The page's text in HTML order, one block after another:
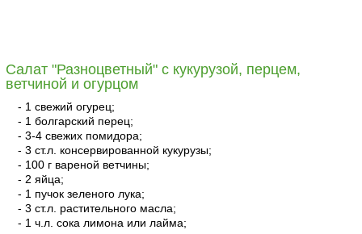
Салат "Разноцветный" с кукурузой, перцем,
ветчиной и огурцом
- 1 свежий огурец;
- 1 болгарский перец;
- 3-4 свежих помидора;
- 3 ст.л. консервированной кукурузы;
- 100 г вареной ветчины;
- 2 яйца;
- 1 пучок зеленого лука;
- 3 ст.л. растительного масла;
- 1 ч.л. сока лимона или лайма;